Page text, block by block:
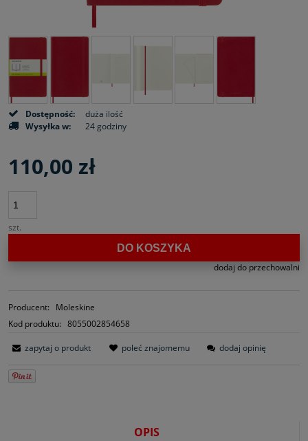
Dostępność:
duża ilość
Wysyłka w:
24 godziny
110,00 zł
szt.
DO KOSZYKA
dodaj do przechowalni
Producent:
Moleskine
Kod produktu: 8055002854658
zapytaj o produkt poleć znajomemu dodaj opinię
OPIS